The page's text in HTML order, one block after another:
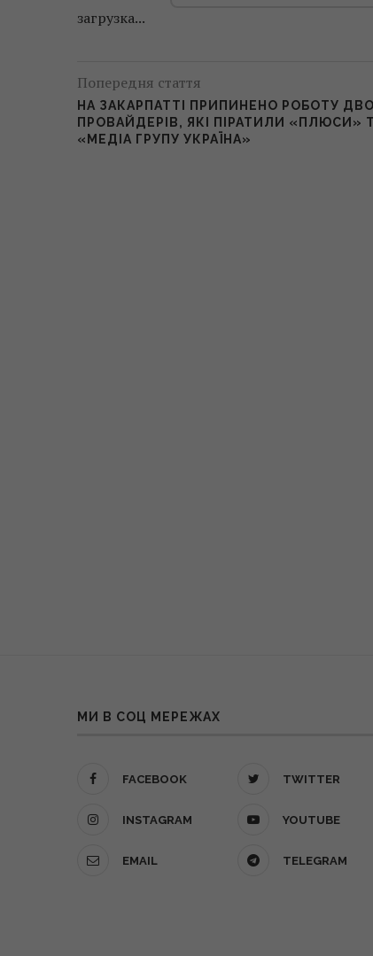
загрузка...
Попередня стаття
НА ЗАКАРПАТТІ ПРИПИНЕНО РОБОТУ
ПРОВАЙДЕРІВ, ЯКІ ПІРАТИЛИ «ПЛЮСИ»
«МЕДІА ГРУПУ УКРАЇНА»
МИ В СОЦ МЕРЕЖАХ
FACEBOOK TWITTER
INSTAGRAM YOUTUBE
EMAIL TELEGRAM